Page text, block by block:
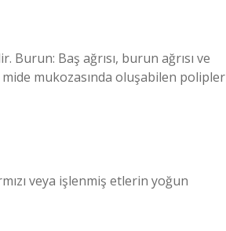
Burun: Baş ağrısı, burun ağrısı ve
mukozasında oluşabilen polipler
veya işlenmiş etlerin yoğun